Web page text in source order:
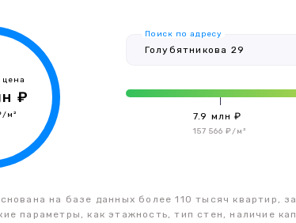
₽
м²
Поиск по адресу
7.9 млн ₽
157 566 ₽/м²
на базе данных более 110 тысяч квартир,
параметры, как этажность, тип стен, наличие